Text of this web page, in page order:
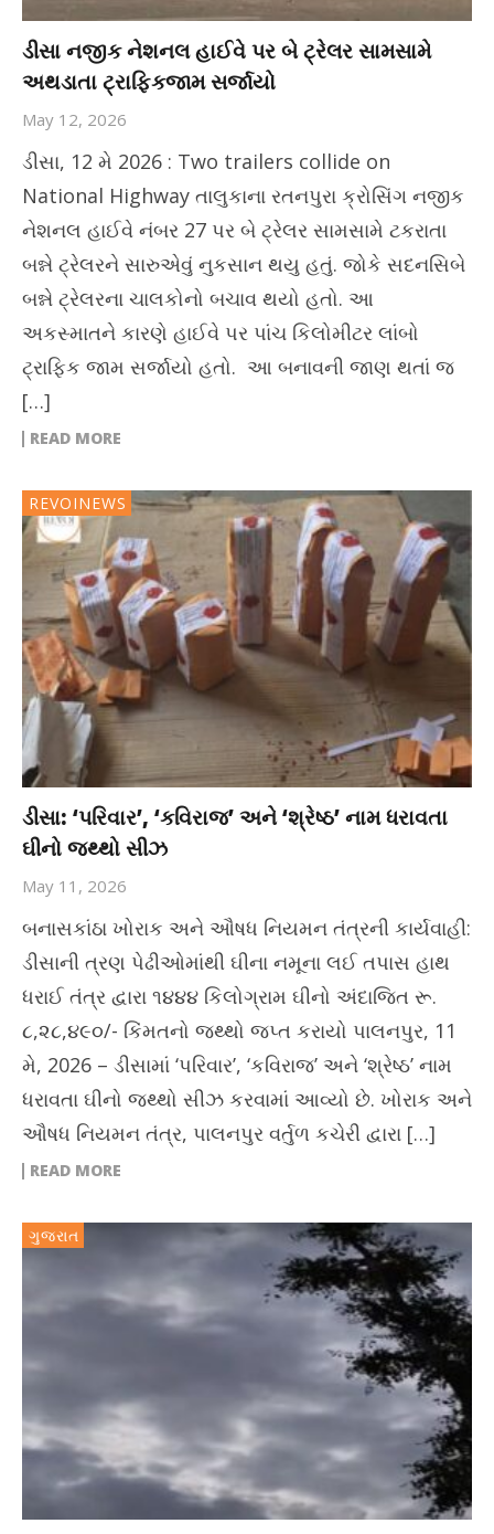
ડીસા નજીક નેશનલ હાઈવે પર બે ટ્રેલર સામસામે
અથડાતા ટ્રાફિકજામ સર્જાયો
May 12, 2026
ડીસા, 12 મે 2026 : Two trailers collide on
National Highway તાલુકાના રતનપુરા ક્રોસિંગ નજીક
નેશનલ હાઈવે નંબર 27 પર બે ટ્રેલર સામસામે ટકરાતા
બન્ને ટ્રેલરને સારુએવું નુકસાન થયુ હતું. જોકે સદનસિબે
બન્ને ટ્રેલરના ચાલકોનો બચાવ થયો હતો. આ
અકસ્માતને કારણે હાઈવે પર પાંચ કિલોમીટર લાંબો
ટ્રાફિક જામ સર્જાયો હતો. આ બનાવની જાણ થતાં જ
[…]
READ MORE
REVOINEWS
ડીસા: ‘પરિવાર’, ‘કવિરાજ’ અને ‘શ્રેષ્ઠ’ નામ ધરાવતા
ઘીનો જથ્થો સીઝ
May 11, 2026
બનાસકાંઠા ખોરાક અને ઔષધ નિયમન તંત્રની કાર્યવાહી:
ડીસાની ત્રણ પેઢીઓમાંથી ઘીના નમૂના લઈ તપાસ હાથ
ધરાઈ તંત્ર દ્વારા ૧૪૪૪ કિલોગ્રામ ઘીનો અંદાજિત રૂ.
૮,૨૮,૪૯૦/- કિંમતનો જથ્થો જપ્ત કરાયો પાલનપુર, 11
મે, 2026 – ડીસામાં ‘પરિવાર’, ‘કવિરાજ’ અને ‘શ્રેષ્ઠ’ નામ
ધરાવતા ઘીનો જથ્થો સીઝ કરવામાં આવ્યો છે. ખોરાક અને
ઔષધ નિયમન તંત્ર, પાલનપુર વર્તુળ કચેરી દ્વારા […]
READ MORE
ગુજરાત